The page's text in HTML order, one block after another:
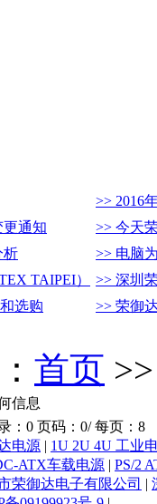
>> 2016
通知
>> 今天
析
>> 电脑
TAIPEI）
>> 深圳
选购
>> 荣御
首页
信息
：0 页码：0/ 每页：8
电源 | 1U 2U 4U 工业
ATX车载电源 | PS/2
荣御达电子有限公司 |